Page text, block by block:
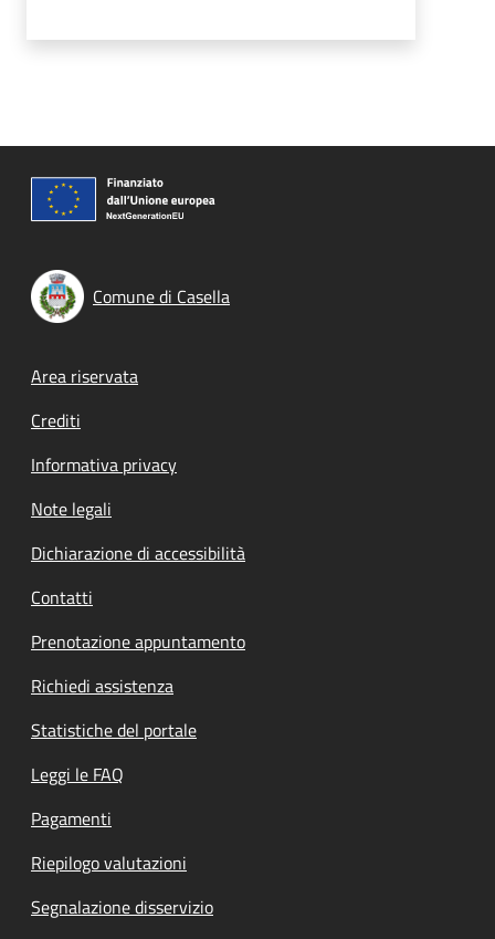
Comune di Casella
Footer menu
Area riservata
Crediti
Informativa privacy
Note legali
Dichiarazione di accessibilità
Contatti
Prenotazione appuntamento
Richiedi assistenza
Statistiche del portale
Leggi le FAQ
Pagamenti
Riepilogo valutazioni
Segnalazione disservizio